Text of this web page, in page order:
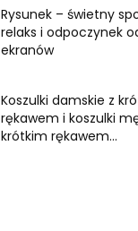
Rysunek – świetny
relaks i odpoczynek
ekranów
Koszulki damskie z
rękawem i koszulki
krótkim rękawem...